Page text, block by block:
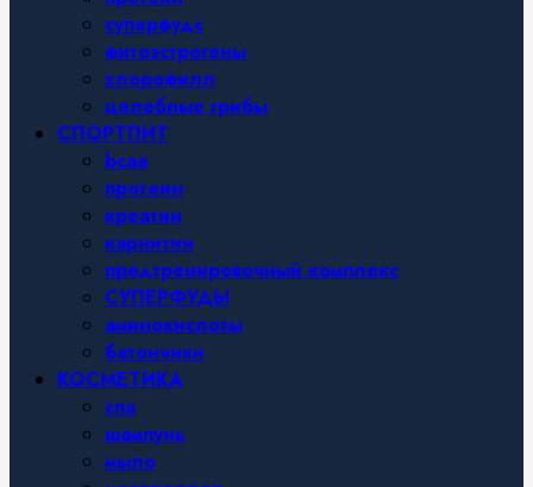
суперфудс
фитоэстрогены
хлорофилл
целебные грибы
СПОРТПИТ
bcaa
протеин
креатин
карнитин
предтренировочный комплекс
СУПЕРФУДЫ
аминокислоты
батончики
КОСМЕТИКА
спа
шампунь
мыло